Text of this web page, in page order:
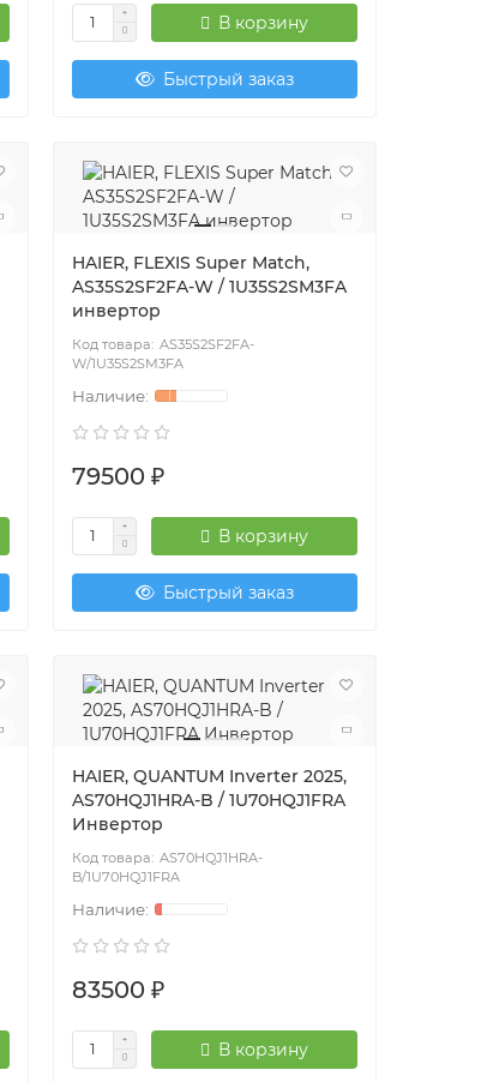
В корзину
Быстрый заказ
HAIER, FLEXIS Super Match,
AS35S2SF2FA-W / 1U35S2SM3FA
инвертор
AS35S2SF2FA-
W/1U35S2SM3FA
79500 ₽
В корзину
Быстрый заказ
HAIER, QUANTUM Inverter 2025,
AS70HQJ1HRA-B / 1U70HQJ1FRA
Инвертор
AS70HQJ1HRA-
B/1U70HQJ1FRA
83500 ₽
В корзину